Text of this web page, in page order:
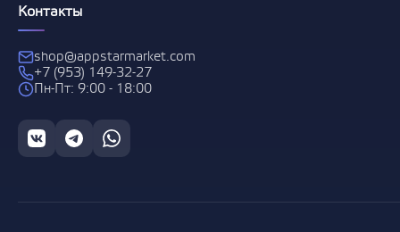
Контакты
shop@appstarmarket.com
+7 (953) 149-32-27
Пн-Пт: 9:00 - 18:00